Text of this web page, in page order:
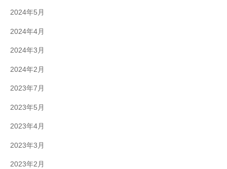
2024年5月
2024年4月
2024年3月
2024年2月
2023年7月
2023年5月
2023年4月
2023年3月
2023年2月